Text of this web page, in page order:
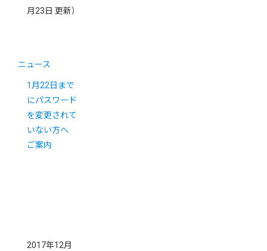
月23日 更新）
ニュース
1月22日まで
にパスワード
を変更されて
いない方へ
ご案内
2017年12月